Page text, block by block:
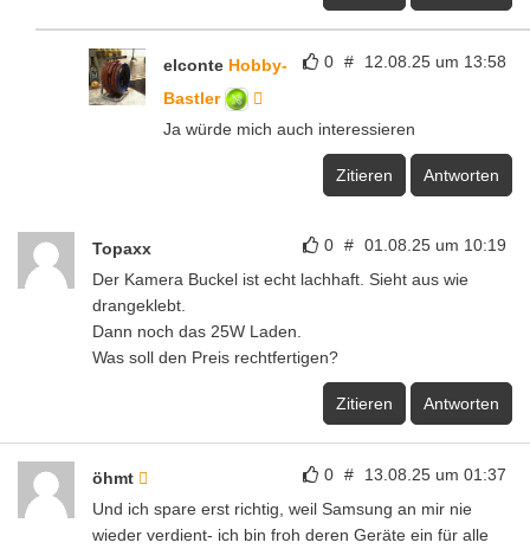
0 # 12.08.25 um 13:58
elconte Hobby-
Bastler
Ja würde mich auch interessieren
Zitieren Antworten
0 # 01.08.25 um 10:19
Topaxx
Der Kamera Buckel ist echt lachhaft. Sieht aus wie
drangeklebt.
Dann noch das 25W Laden.
Was soll den Preis rechtfertigen?
Zitieren Antworten
0 # 13.08.25 um 01:37
öhmt
Und ich spare erst richtig, weil Samsung an mir nie
wieder verdient- ich bin froh deren Geräte ein für alle